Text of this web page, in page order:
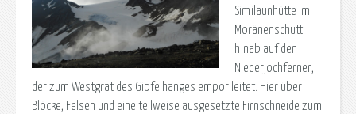
Similaunhütte im
Moränenschutt
hinab auf den
Niederjochferner,
der zum Westgrat des Gipfelhanges empor leitet. Hier über
Blöcke, Felsen und eine teilweise ausgesetzte Firnschneide zum